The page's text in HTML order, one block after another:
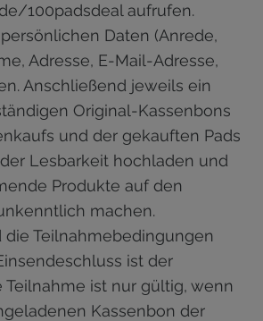
100padsdeal aufrufen.
Daten (Anrede,
Adresse, E-Mail-Adresse,
Anschließend jeweils ein
Original-Kassenbons
und der gekauften Pads
Lesbarkeit hochladen und
Produkte auf den
machen.
die Teilnahmebedingungen
ist der
Teilnahme ist nur gültig, wenn
Kassenbon der